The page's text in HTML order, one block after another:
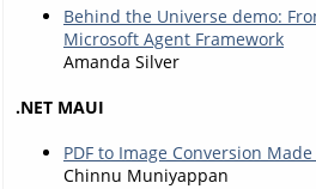
Behind the Universe demo:
Microsoft Agent Framework
Amanda Silver
.NET MAUI
PDF to Image Conversion
Chinnu Muniyappan